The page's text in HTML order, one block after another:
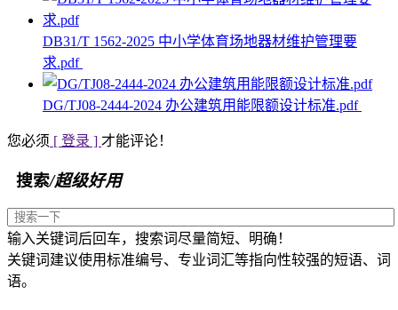
DB31/T 1562-2025 中小学体育场地器材维护管理要
求.pdf
DG/TJ08-2444-2024 办公建筑用能限额设计标准.pdf
您必须 [ 登录 ] 才能评论！
搜索/超级好用
输入关键词后回车，搜索词尽量简短、明确！
关键词建议使用标准编号、专业词汇等指向性较强的短语、词
语。